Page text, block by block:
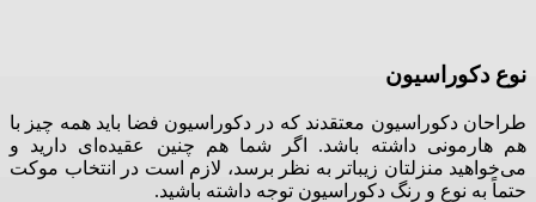
نوع دکوراسیون
طراحان دکوراسیون معتقدند که در دکوراسیون فضا باید همه چیز با
هم هارمونی داشته باشد.
اگر شما هم چنین عقیده‌ای دارید و
می‌خواهید منزلتان زیباتر به نظر برسد، لازم است در انتخاب موکت
حتماً به نوع و رنگ دکوراسیون توجه داشته باشید.